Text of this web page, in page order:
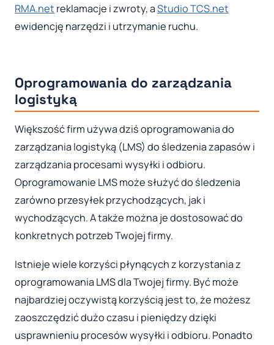
RMA.net reklamacje i zwroty, aStudio TCS.net
ewidencję narzędzi i utrzymanie ruchu.
Oprogramowania do zarządzania
logistyką
Większość firm używa dziś oprogramowania do
zarządzania logistyką (LMS) do śledzenia zapasów i
zarządzania procesami wysyłki i odbioru.
Oprogramowanie LMS może służyć do śledzenia
zarówno przesyłek przychodzących, jak i
wychodzących. A także można je dostosować do
konkretnych potrzeb Twojej firmy.
Istnieje wiele korzyści płynących z korzystania z
oprogramowania LMS dla Twojej firmy. Być może
najbardziej oczywistą korzyścią jest to, że możesz
zaoszczędzić dużo czasu i pieniędzy dzięki
usprawnieniu procesów wysyłki i odbioru. Ponadto